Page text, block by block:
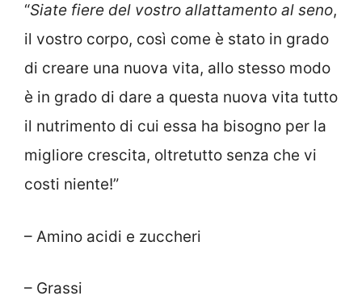
“Siate fiere del vostro allattamento al seno,
il vostro corpo, così come è stato in grado
di creare una nuova vita, allo stesso modo
è in grado di dare a questa nuova vita tutto
il nutrimento di cui essa ha bisogno per la
migliore crescita, oltretutto senza che vi
costi niente!”
– Amino acidi e zuccheri
– Grassi